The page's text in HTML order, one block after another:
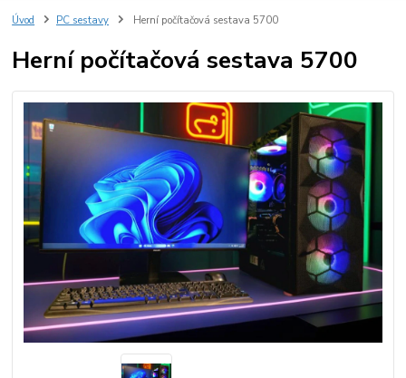
Úvod PC sestavy Herní počítačová sestava 5700
Herní počítačová sestava 5700